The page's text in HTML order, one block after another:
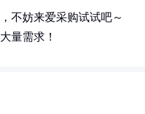
不妨来爱采购试试吧～
量需求！